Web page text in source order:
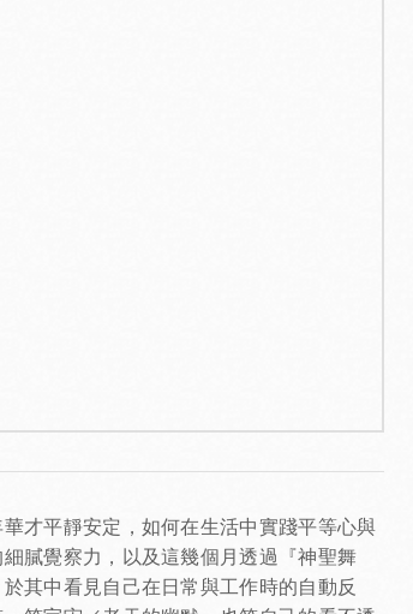
才平靜安定，如何在生活中實踐平等心與
膩覺察力，以及這幾個月透過『神聖舞
其中看見自己在日常與工作時的自動反